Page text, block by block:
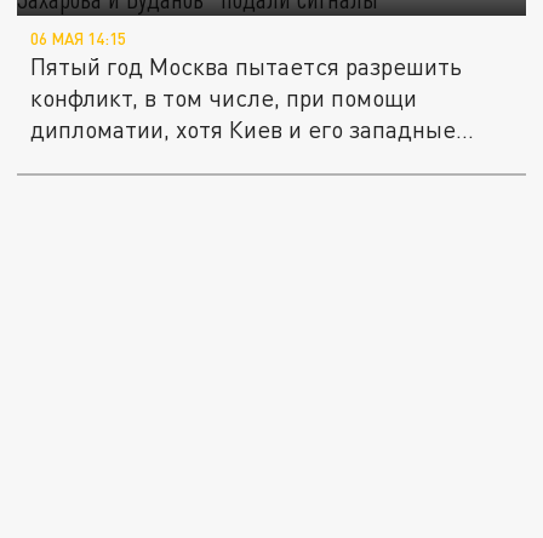
06 МАЯ 14:15
Пятый год Москва пытается разрешить
конфликт, в том числе, при помощи
дипломатии, хотя Киев и его западные...